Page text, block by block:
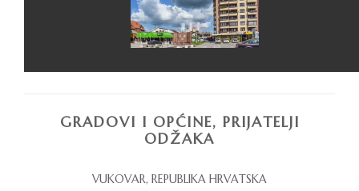
GRADOVI I OPĆINE, PRIJATELJI
ODŽAKA
VUKOVAR, REPUBLIKA HRVATSKA